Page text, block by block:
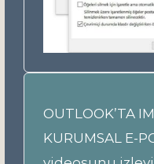
OUTLOOK’TA
KURUMSAL E-